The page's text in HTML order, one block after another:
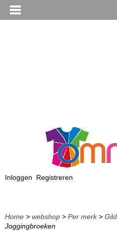
Inloggen Registreren
Home > webshop > Per merk>
Joggingbroeken